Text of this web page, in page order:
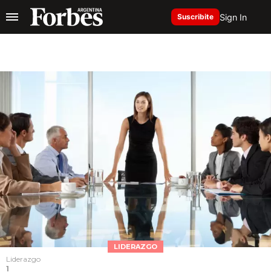
Suscribite Sign In
LIDERAZGO
Liderazgo
1